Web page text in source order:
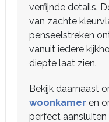
verfijnde details.
van zachte
penseelstreken
vanuit iedere
diepte laat zien.
Bekijk daarnaast
woonkamer en
perfect aansluiten